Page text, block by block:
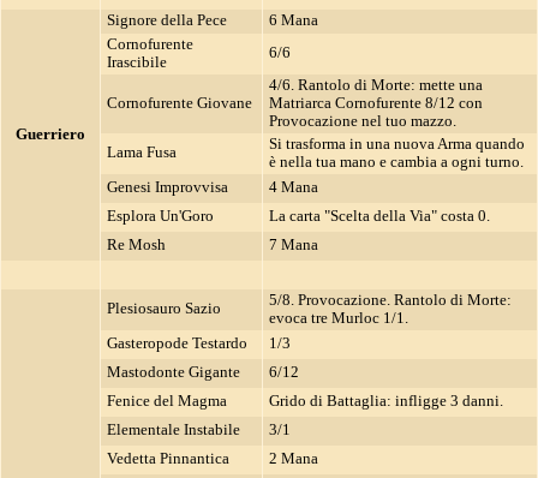
Guerriero
Signore della Pece
6 Mana
Cornofurente
Irascibile
6/6
Cornofurente Giovane
4/6. Rantolo di Morte: mette una
Matriarca Cornofurente 8/12 con
Provocazione nel tuo mazzo.
Lama Fusa
Si trasforma in una nuova Arma quando
è nella tua mano e cambia a ogni turno.
Genesi Improvvisa
4 Mana
Esplora Un'Goro
La carta "Scelta della Via" costa 0.
Re Mosh
7 Mana
Plesiosauro Sazio
5/8. Provocazione. Rantolo di Morte:
evoca tre Murloc 1/1.
Gasteropode Testardo
1/3
Mastodonte Gigante
6/12
Fenice del Magma
Grido di Battaglia: infligge 3 danni.
Elementale Instabile
3/1
Vedetta Pinnantica
2 Mana